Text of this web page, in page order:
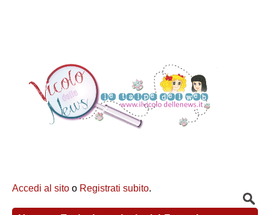
Accedi al sito o Registrati subito.